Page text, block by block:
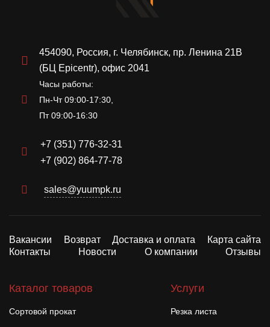
454090, Россия, г. Челябинск, пр. Ленина 21В
(БЦ Epicentr), офис 2041
Часы работы:
Пн-Чт 09:00-17:30,
Пт 09:00-16:30
+7 (351) 776-32-31
+7 (902) 864-77-78
sales@yuumpk.ru
Вакансии Возврат Доставка и оплата
Карта сайта
Контакты
Новости О компании Отзывы
Каталог товаров
Сортовой прокат
Услуги
Резка листа